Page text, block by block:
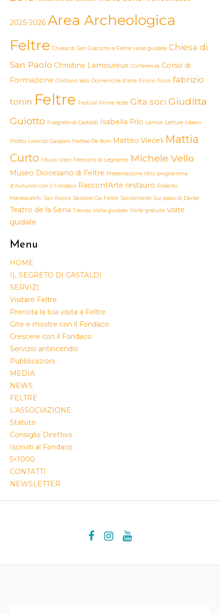
2025-2026 Area Archeologica
Feltre Chiesa di San Giacomo a Feltre visite guidate Chiesa di
San Paolo Christine Lamoureux Conferenza Corso di
Formazione Cristiano Velo Domeniche d'arte Enrico Tonin fabrizio
tonin Feltre Festival Prime Volte Gita soci Giuditta
Guiotto Il segreto di Castaldi Isabella Pilo Lamon Letture Libero
Pilotto Lorenzo Gasparo Matteo De Boni Matteo Vieceli Mattia
Curto Mauro Viani Mercanti di Legname Michele Vello
Museo Diocesano di Feltre Presentazione libro programma
d'Autunno con il Fondaco RaccontArte restauro Roberto
Manescalchi San Rocco Sezione Cai Feltre Sovramonte Sui passi di Dante
Teatro de la Sena Treviso Visita guidata Visite gratuite visite
guidate
Menu
HOME
IL SEGRETO DI CASTALDI
SERVIZI
Visitare Feltre
Prenota la tua visita a Feltre
Gite e mostre con il Fondaco
Crescere con il Fondaco
Servizio antincendio
Pubblicazioni
MEDIA
NEWS
FELTRE
L’ASSOCIAZIONE
Statuto
Consiglio Direttivo
Iscriviti al Fondaco
5×1000
CONTATTI
NEWSLETTER